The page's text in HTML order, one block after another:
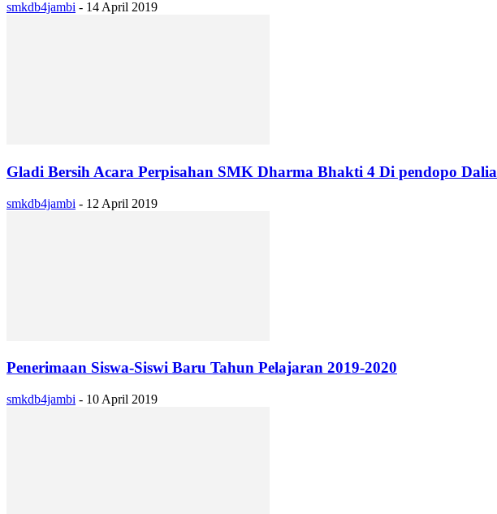
smkdb4jambi - 14 April 2019
Gladi Bersih Acara Perpisahan SMK Dharma Bhakti 4 Di pendopo Dalia
smkdb4jambi - 12 April 2019
Penerimaan Siswa-Siswi Baru Tahun Pelajaran 2019-2020
smkdb4jambi - 10 April 2019